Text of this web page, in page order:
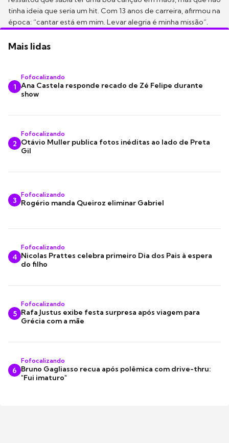
tinha ideia que seria um hit. Com 13 anos de carreira, afirmou na
época: “cantar está em mim. Levar alegria é minha missão”.
Mais lidas
1
Fofocalizando
Ana Castela responde recado de Zé Felipe durante
show
2
Fofocalizando
Otávio Muller publica fotos inéditas ao lado de Preta
Gil
3
Fofocalizando
Rogério manda Queiroz eliminar Gabriel
4
Fofocalizando
Nicolas Prattes celebra primeiro Dia dos Pais à espera
do filho
5
Fofocalizando
Rafa Justus exibe festa surpresa após viagem para
Grécia com a mãe
6
Fofocalizando
Bruno Gagliasso recua após polêmica com drive-thru:
"Fui imaturo"